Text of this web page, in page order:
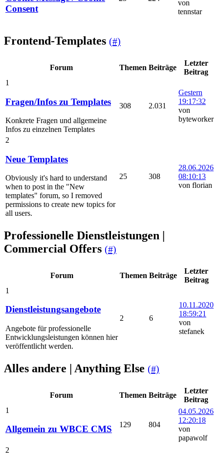
Consent
von
tennstar
Frontend-Templates (#)
Forum Themen Beiträge
Letzter
Beitrag
1
Fragen/Infos zu Templates
Konkrete Fragen und allgemeine
Infos zu einzelnen Templates
308 2.031
Gestern
19:17:32
von
byteworker
2
Neue Templates
Obviously it's hard to understand
when to post in the "New
templates" forum, so I removed
permissions to create new topics for
all users.
25 308
28.06.2026
08:10:13
von florian
Professionelle Dienstleistungen |
Commercial Offers (#)
Forum Themen Beiträge
Letzter
Beitrag
1
Dienstleistungsangebote
Angebote für professionelle
Entwicklungsleistungen können hier
veröffentlicht werden.
2 6
10.11.2020
18:59:21
von
stefanek
Alles andere | Anything Else (#)
Forum Themen Beiträge
Letzter
Beitrag
1
Allgemein zu WBCE CMS 129 804
04.05.2026
12:20:18
von
papawolf
2